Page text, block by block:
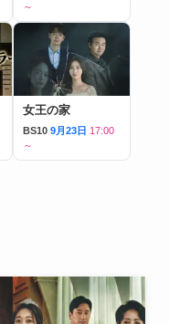
～
女王の家
BS10 9月23日 17:00
～